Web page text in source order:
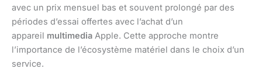
avec un prix mensuel bas et souvent prolongé par des
périodes d’essai offertes avec l’achat d’un
appareil multimedia Apple. Cette approche montre
l’importance de l’écosystème matériel dans le choix d’un
service.